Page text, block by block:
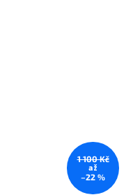
1 100 Kč
až
–22 %